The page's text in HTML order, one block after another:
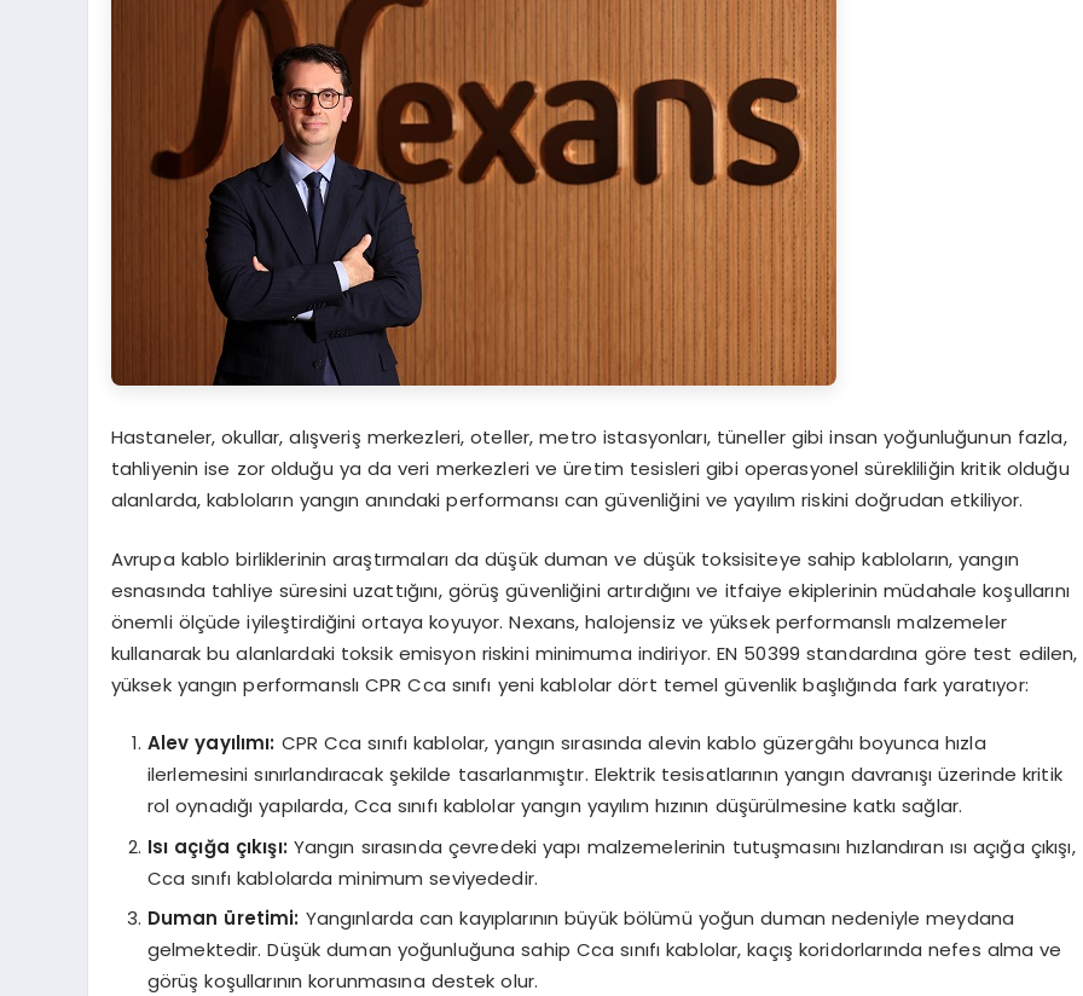
Hastaneler, okullar, alışveriş merkezleri, oteller, metro istasyonları, tüneller gibi insan yoğunluğunun fazla,
tahliyenin ise zor olduğu ya da veri merkezleri ve üretim tesisleri gibi operasyonel sürekliliğin kritik olduğu
alanlarda, kabloların yangın anındaki performansı can güvenliğini ve yayılım riskini doğrudan etkiliyor.
Avrupa kablo birliklerinin araştırmaları da düşük duman ve düşük toksisiteye sahip kabloların, yangın
esnasında tahliye süresini uzattığını, görüş güvenliğini artırdığını ve itfaiye ekiplerinin müdahale koşullarını
önemli ölçüde iyileştirdiğini ortaya koyuyor. Nexans, halojensiz ve yüksek performanslı malzemeler
kullanarak bu alanlardaki toksik emisyon riskini minimuma indiriyor. EN 50399 standardına göre test edilen,
yüksek yangın performanslı CPR Cca sınıfı yeni kablolar dört temel güvenlik başlığında fark yaratıyor:
Alev yayılımı: CPR Cca sınıfı kablolar, yangın sırasında alevin kablo güzergâhı boyunca hızla
ilerlemesini sınırlandıracak şekilde tasarlanmıştır. Elektrik tesisatlarının yangın davranışı üzerinde kritik
rol oynadığı yapılarda, Cca sınıfı kablolar yangın yayılım hızının düşürülmesine katkı sağlar.
Isı açığa çıkışı: Yangın sırasında çevredeki yapı malzemelerinin tutuşmasını hızlandıran ısı açığa çıkışı,
Cca sınıfı kablolarda minimum seviyededir.
Duman üretimi: Yangınlarda can kayıplarının büyük bölümü yoğun duman nedeniyle meydana
gelmektedir. Düşük duman yoğunluğuna sahip Cca sınıfı kablolar, kaçış koridorlarında nefes alma ve
görüş koşullarının korunmasına destek olur.